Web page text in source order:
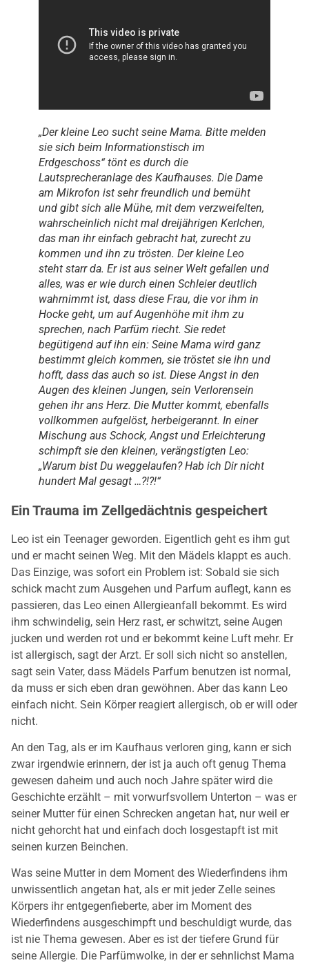
„Der kleine Leo sucht seine Mama. Bitte melden
sie sich beim Informationstisch im
Erdgeschoss“ tönt es durch die
Lautsprecheranlage des Kaufhauses. Die Dame
am Mikrofon ist sehr freundlich und bemüht
und gibt sich alle Mühe, mit dem verzweifelten,
wahrscheinlich nicht mal dreijährigen Kerlchen,
das man ihr einfach gebracht hat, zurecht zu
kommen und ihn zu trösten. Der kleine Leo
steht starr da. Er ist aus seiner Welt gefallen und
alles, was er wie durch einen Schleier deutlich
wahrnimmt ist, dass diese Frau, die vor ihm in
Hocke geht, um auf Augenhöhe mit ihm zu
sprechen, nach Parfüm riecht. Sie redet
begütigend auf ihn ein: Seine Mama wird ganz
bestimmt gleich kommen, sie tröstet sie ihn und
hofft, dass das auch so ist. Diese Angst in den
Augen des kleinen Jungen, sein Verlorensein
gehen ihr ans Herz. Die Mutter kommt, ebenfalls
vollkommen aufgelöst, herbeigerannt. In einer
Mischung aus Schock, Angst und Erleichterung
schimpft sie den kleinen, verängstigten Leo:
„Warum bist Du weggelaufen? Hab ich Dir nicht
hundert Mal gesagt …?!?!“
Ein Trauma im Zellgedächtnis gespeichert
Leo ist ein Teenager geworden. Eigentlich geht es ihm gut
und er macht seinen Weg. Mit den Mädels klappt es auch.
Das Einzige, was sofort ein Problem ist: Sobald sie sich
schick macht zum Ausgehen und Parfum auflegt, kann es
passieren, das Leo einen Allergieanfall bekommt. Es wird
ihm schwindelig, sein Herz rast, er schwitzt, seine Augen
jucken und werden rot und er bekommt keine Luft mehr. Er
ist allergisch, sagt der Arzt. Er soll sich nicht so anstellen,
sagt sein Vater, dass Mädels Parfum benutzen ist normal,
da muss er sich eben dran gewöhnen. Aber das kann Leo
einfach nicht. Sein Körper reagiert allergisch, ob er will oder
nicht.
An den Tag, als er im Kaufhaus verloren ging, kann er sich
zwar irgendwie erinnern, der ist ja auch oft genug Thema
gewesen daheim und auch noch Jahre später wird die
Geschichte erzählt – mit vorwurfsvollem Unterton – was er
seiner Mutter für einen Schrecken angetan hat, nur weil er
nicht gehorcht hat und einfach doch losgestapft ist mit
seinen kurzen Beinchen.
Was seine Mutter in dem Moment des Wiederfindens ihm
unwissentlich angetan hat, als er mit jeder Zelle seines
Körpers ihr entgegenfieberte, aber im Moment des
Wiederfindens ausgeschimpft und beschuldigt wurde, das
ist nie Thema gewesen. Aber es ist der tiefere Grund für
seine Allergie. Die Parfümwolke, in der er sehnlichst Mama